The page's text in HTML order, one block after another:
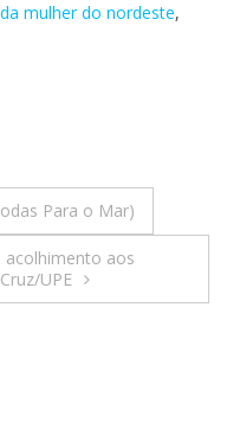
mulher do nordeste,
Para o Mar)
acolhimento aos
UPE